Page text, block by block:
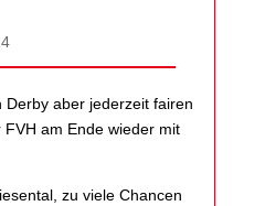
aber jederzeit fairen
am Ende wieder mit
zu viele Chancen